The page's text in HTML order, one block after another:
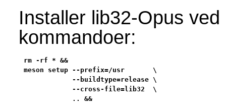
Installer lib32-Opus
kommandoer:
rm -rf * &&
meson setup --prefix=/usr       \
            --buildtype=release \
            --cross-file=lib32  \
            .. &&